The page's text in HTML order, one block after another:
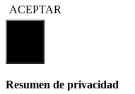
ACEPTAR
Resumen de privacidad